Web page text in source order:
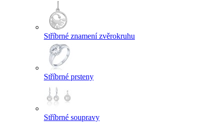
Stříbrné znamení zvěrokruhu
Stříbrné prsteny
Stříbrné soupravy